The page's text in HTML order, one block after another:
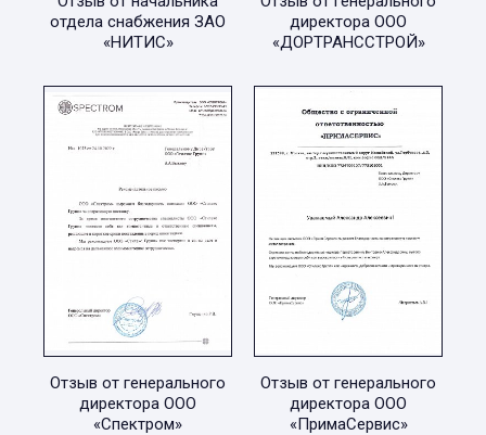
отдела снабжения ЗАО
«НИТИС»
директора ООО
«ДОРТРАНССТРОЙ»
Отзыв от генерального
директора ООО
«Спектром»
Отзыв от генерального
директора ООО
«ПримаСервис»